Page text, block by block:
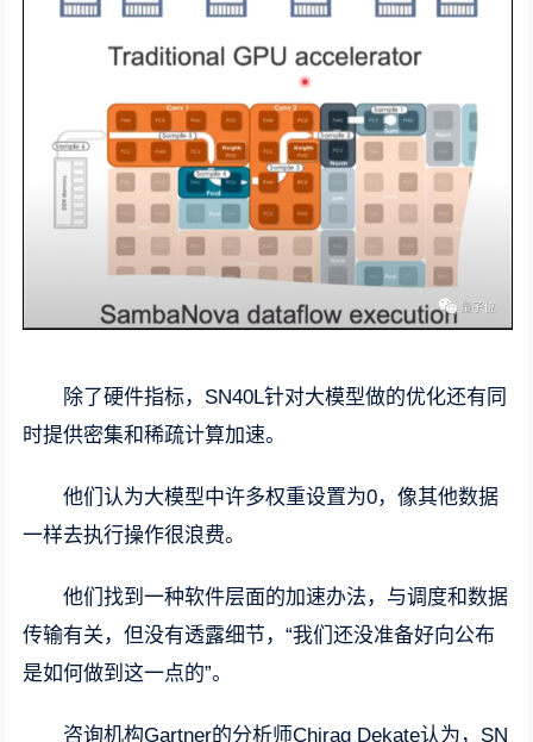
除了硬件指标，SN40L针对大模型做的优化还有同
时提供密集和稀疏计算加速。
他们认为大模型中许多权重设置为0，像其他数据
一样去执行操作很浪费。
他们找到一种软件层面的加速办法，与调度和数据
传输有关，但没有透露细节，“我们还没准备好向公布
是如何做到这一点的”。
咨询机构Gartner的分析师Chirag Dekate认为，SN